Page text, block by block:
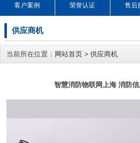
客户案例 荣誉认证 售后
供应商机
当前所在位置： 网站首页 > 供应商机
智慧消防物联网上海 消防